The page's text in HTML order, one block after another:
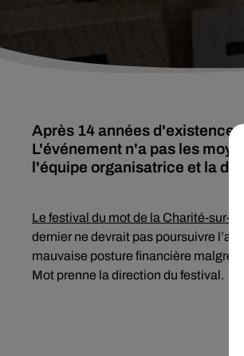
Après 14 années d'existence,
L'événement n'a pas les
l'équipe organisatrice et la
Le festival du mot de la Charité-sur-
dernier ne devrait pas poursuivre
mauvaise posture financière malgré
Mot prenne la direction du festival.